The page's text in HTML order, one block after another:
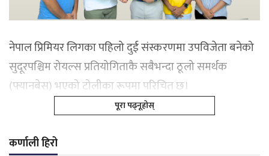
नेपाल प्रिमियर लिगका पहिलो दुई संस्करणमा उपविजेता बनेको
सुदूरपश्चिम रोयल्स प्रतियोगिताकै सबैभन्दा ठूलो समर्थक
(फ्यानबेस) भएको टोलीका रूपमा परिचित छ।
पूरा पढ्नूहोस्
कर्णाली हिरो